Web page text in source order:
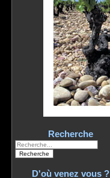
Recherche
D'où venez vous ?